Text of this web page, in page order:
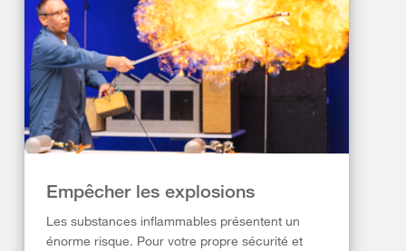
Empêcher les explosions
Les substances inflammables présentent un
énorme risque. Pour votre propre sécurité et